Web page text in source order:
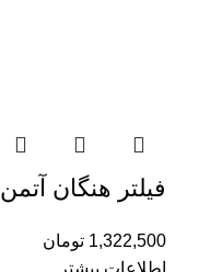
فیلتر هنگان آتمن Atman HF-0300
1,322,500 تومان